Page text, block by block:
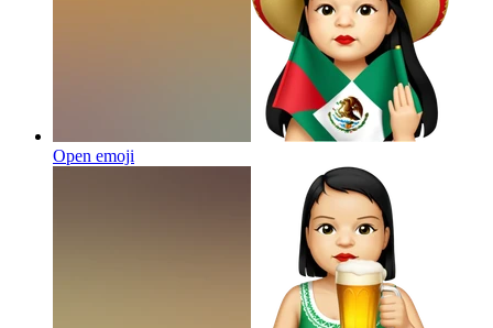
Open emoji